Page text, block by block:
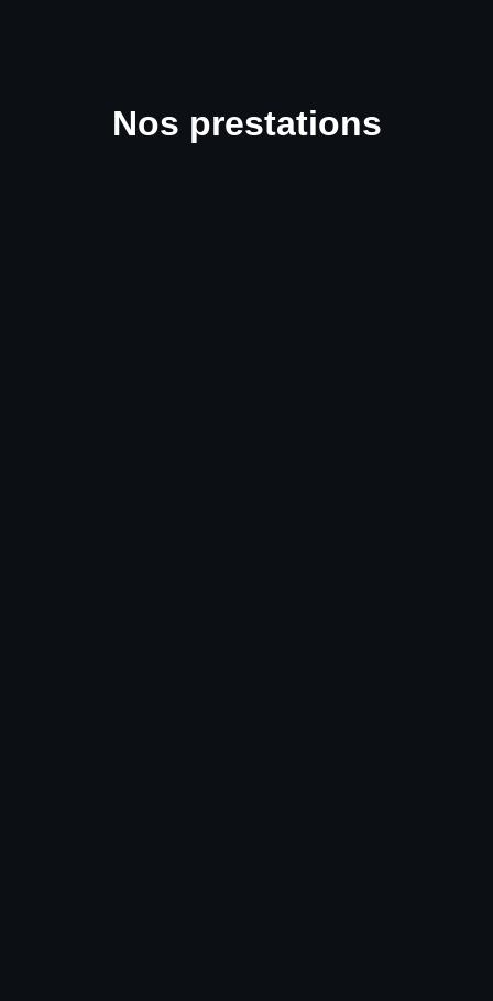
Nos prestations